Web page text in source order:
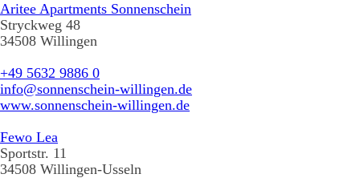
Aritee Apartments Sonnenschein
Stryckweg 48
34508 Willingen
+49 5632 9886 0
info@sonnenschein-willingen.de
www.sonnenschein-willingen.de
Fewo Lea
Sportstr. 11
34508 Willingen-Usseln